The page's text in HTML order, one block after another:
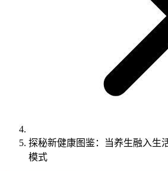
探秘新健康图鉴：当养生融入生
模式